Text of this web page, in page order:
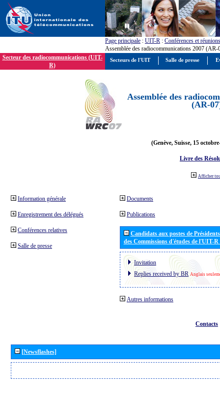
Page principale : UIT-R : Conférences et réunions
Assemblée des radiocommunications 2007 (AR-
Secteur des radiocommunications (UIT-
R)
Assemblée des
(AR-
(Genève, Suisse, 15
Livre des
Afficher
Information générale
Enregistrement des délégués
Conférences relatives
Salle de presse
Documents
Publications
Candidats aux postes de
des Commissions d'études de l'UIT-
Invitation
Replies received by BR Anglais
Autres informations
Contacts
[Newsflashes]
Secteurs de l'UIT Salle de presse